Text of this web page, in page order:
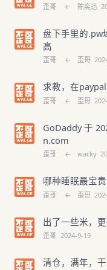
歪哥 ← 陈奕迅
盘下手里的.pw
高
歪哥 ← 歪哥
求教，在
歪哥 ← 歪哥
GoDaddy 于
n.com
歪哥 ← wacky
哪种睡眠最宝
歪哥 ← 歪哥
出了一些米，
歪哥 2024-9-19
清仓，满年，